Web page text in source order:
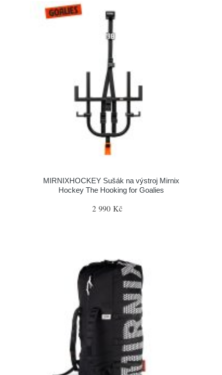
MIRNIXHOCKEY Sušák na výstroj Mirnix
Hockey The Hooking for Goalies
2 990 Kč